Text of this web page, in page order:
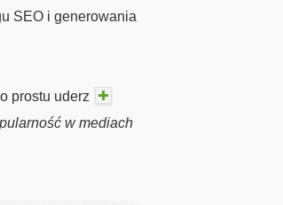
SEO i generowania
prostu uderz
w mediach